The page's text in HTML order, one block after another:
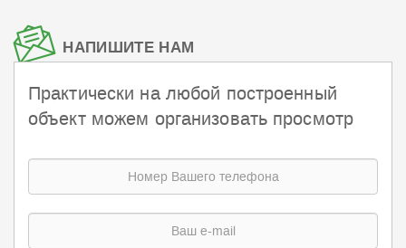
НАПИШИТЕ НАМ
Практически на любой построенный
объект можем организовать просмотр